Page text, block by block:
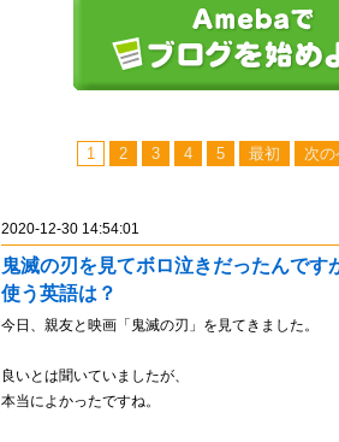
1 2 3 4 5 最初 次
2020-12-30 14:54:01
鬼滅の刃を見てボロ泣きだったんです
使う英語は？
今日、親友と映画「鬼滅の刃」を見てきました。
良いとは聞いていましたが、
本当によかったですね。